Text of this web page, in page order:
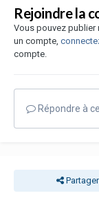
Rejoindre la
Vous pouvez publier
un compte,
compte.
Répondre à
Partager